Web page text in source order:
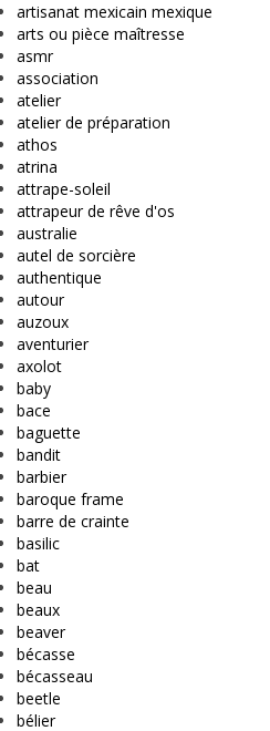
artisanat mexicain mexique
arts ou pièce maîtresse
asmr
association
atelier
atelier de préparation
athos
atrina
attrape-soleil
attrapeur de rêve d'os
australie
autel de sorcière
authentique
autour
auzoux
aventurier
axolot
baby
bace
baguette
bandit
barbier
baroque frame
barre de crainte
basilic
bat
beau
beaux
beaver
bécasse
bécasseau
beetle
bélier